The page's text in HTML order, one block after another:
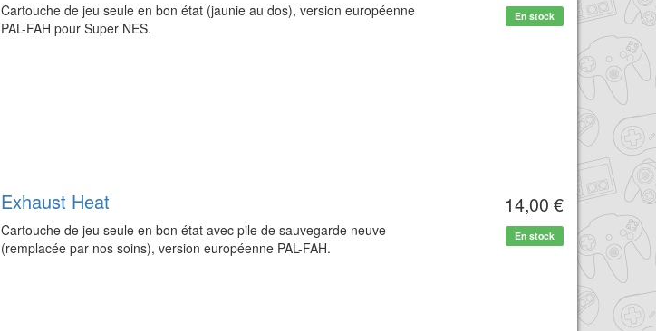
Cartouche de jeu seule en bon état (jaunie au dos), version européenne
PAL-FAH pour Super NES.
En stock
Exhaust Heat
Cartouche de jeu seule en bon état avec pile de sauvegarde neuve
(remplacée par nos soins), version européenne PAL-FAH.
14,00 €
En stock